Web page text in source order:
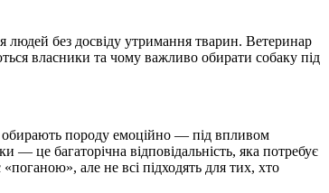
без досвіду утримання тварин. Ветеринар
власники та чому важливо обирати собаку під
обирають породу емоційно — під впливом
— це багаторічна відповідальність, яка потребує
але не всі підходять для тих, хто